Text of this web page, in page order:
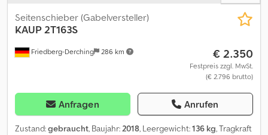
Friedberg-Derching 286 km
Seitenschieber (Gabelversteller)
KAUP 2T163S
€ 2.350
Festpreis zzgl. MwSt.
(€ 2.796 brutto)
Anfragen Anrufen
Zustand:gebraucht, Baujahr:2018, Leergewicht:136 kg, Tragkraft